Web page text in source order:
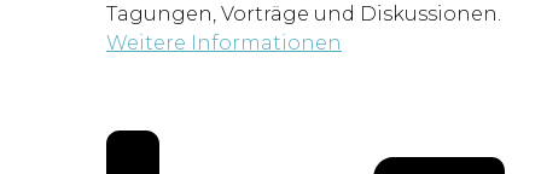
Tagungen, Vorträge und Diskussionen.
Weitere Informationen